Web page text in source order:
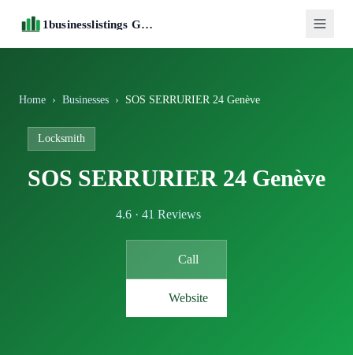
1businesslistings Guide
Home › Businesses › SOS SERRURIER 24 Genève
Locksmith
SOS SERRURIER 24 Genève
4.6 · 41 Reviews
Call
Website